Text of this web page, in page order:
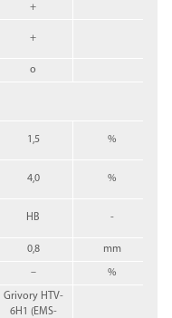
+
+
o
1,5 %
4,0 %
HB -
0,8 mm
– %
Grivory HTV-
6H1 (EMS-